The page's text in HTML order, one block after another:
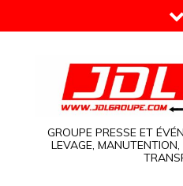
to
GROUPE PRESSE ET
LEVAGE,